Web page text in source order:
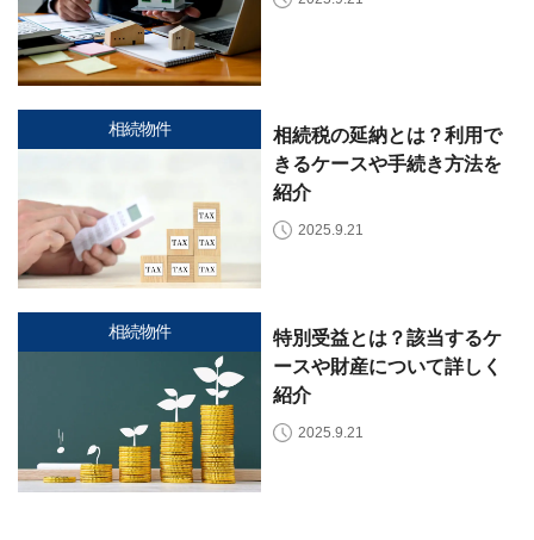
?
査
定・
買
取・
税
※
し
つ
営
ま
せ
相続物件
相続税の延納とは？利用で
きるケースや手続き方法を
紹介
2025.9.21
相続物件
特別受益とは？該当するケ
ースや財産について詳しく
紹介
2025.9.21